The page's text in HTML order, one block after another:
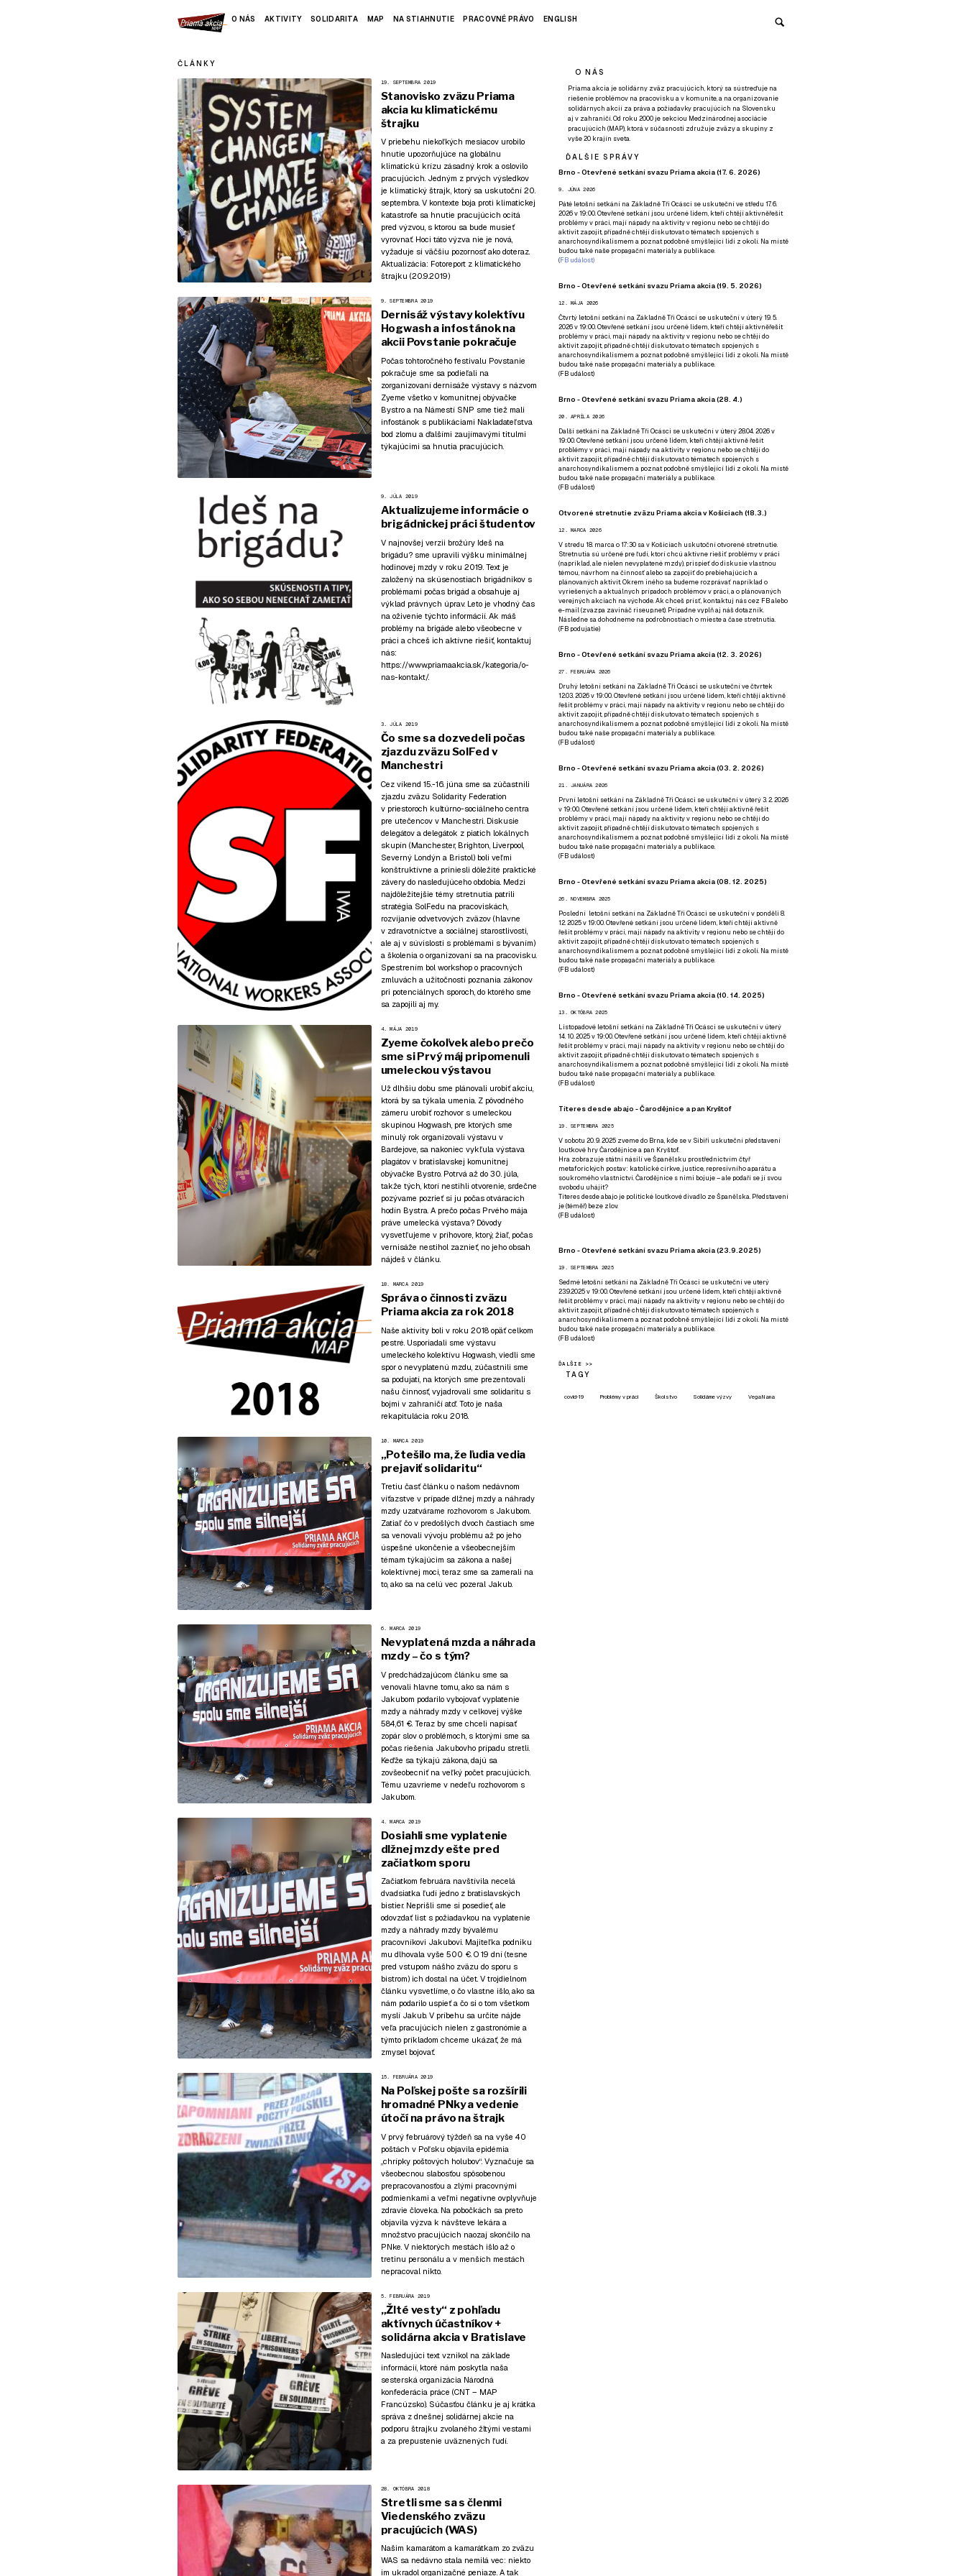
O NÁS AKTIVITY SOLIDARITA MAP NA STIAHNUTIE PRACOVNÉ PRÁVO ENGLISH
ČLÁNKY
19. SEPTEMBRA 2019
Stanovisko zväzu Priama
akcia ku klimatickému
štrajku
V priebehu niekoľkých mesiacov urobilo
hnutie upozorňujúce na globálnu
klimatickú krízu zásadný krok a oslovilo
pracujúcich. Jedným z prvých výsledkov
je klimatický štrajk, ktorý sa uskutoční 20.
septembra. V kontexte boja proti klimatickej
katastrofe sa hnutie pracujúcich ocitá
pred výzvou, s ktorou sa bude musieť
vyrovnať. Hoci táto výzva nie je nová,
vyžaduje si väčšiu pozornosť ako doteraz.
Aktualizácia: Fotoreport z klimatického
štrajku (20.9.2019)
9. SEPTEMBRA 2019
Dernisáž výstavy kolektívu
Hogwash a infostánok na
akcii Povstanie pokračuje
Počas tohtoročného festivalu Povstanie
pokračuje sme sa podieľali na
zorganizovaní dernisáže výstavy s názvom
Zyeme všetko v komunitnej obývačke
Bystro a na Námestí SNP sme tiež mali
infostánok s publikáciami Nakladateľstva
bod zlomu a ďalšími zaujímavými titulmi
týkajúcimi sa hnutia pracujúcich.
9. JÚLA 2019
Aktualizujeme informácie o
brigádnickej práci študentov
V najnovšej verzii brožúry Ideš na
brigádu? sme upravili výšku minimálnej
hodinovej mzdy v roku 2019. Text je
založený na skúsenostiach brigádnikov s
problémami počas brigád a obsahuje aj
výklad právnych úprav. Leto je vhodný čas
na oživenie týchto informácií. Ak máš
problémy na brigáde alebo všeobecne v
práci a chceš ich aktívne riešiť, kontaktuj
nás:
https://www.priamaakcia.sk/kategoria/o-
nas-kontakt/.
3. JÚLA 2019
Čo sme sa dozvedeli počas
zjazdu zväzu SolFed v
Manchestri
Cez víkend 15.-16. júna sme sa zúčastnili
zjazdu zväzu Solidarity Federation
v priestoroch kultúrno-sociálneho centra
pre utečencov v Manchestri. Diskusie
delegátov a delegátok z piatich lokálnych
skupín (Manchester, Brighton, Liverpool,
Severný Londýn a Bristol) boli veľmi
konštruktívne a priniesli dôležité praktické
závery do nasledujúceho obdobia. Medzi
najdôležitejšie témy stretnutia patrili
stratégia SolFedu na pracoviskách,
rozvíjanie odvetvových zväzov (hlavne
v zdravotníctve a sociálnej starostlivosti,
ale aj v súvislosti s problémami s bývaním)
a školenia o organizovaní sa na pracovisku.
Spestrením bol workshop o pracovných
zmluvách a užitočnosti poznania zákonov
pri potenciálnych sporoch, do ktorého sme
sa zapojili aj my.
4. MÁJA 2019
Zyeme čokoľvek alebo prečo
sme si Prvý máj pripomenuli
umeleckou výstavou
Už dlhšiu dobu sme plánovali urobiť akciu,
ktorá by sa týkala umenia. Z pôvodného
zámeru urobiť rozhovor s umeleckou
skupinou Hogwash, pre ktorých sme
minulý rok organizovali výstavu v
Bardejove, sa nakoniec vykľula výstava
plagátov v bratislavskej komunitnej
obývačke Bystro. Potrvá až do 30. júla,
takže tých, ktorí nestihli otvorenie, srdečne
pozývame pozrieť si ju počas otváracích
hodín Bystra. A prečo počas Prvého mája
práve umelecká výstava? Dôvody
vysvetľujeme v príhovore, ktorý, žiaľ, počas
vernisáže nestihol zaznieť, no jeho obsah
nájdeš v článku.
18. MARCA 2019
Správa o činnosti zväzu
Priama akcia za rok 2018
Naše aktivity boli v roku 2018 opäť celkom
pestré. Usporiadali sme výstavu
umeleckého kolektívu Hogwash, viedli sme
spor o nevyplatenú mzdu, zúčastnili sme
sa podujatí, na ktorých sme prezentovali
našu činnosť, vyjadrovali sme solidaritu s
bojmi v zahraničí atď. Toto je naša
rekapitulácia roku 2018.
10. MARCA 2019
„Potešilo ma, že ľudia vedia
prejaviť solidaritu“
Tretiu časť článku o našom nedávnom
víťazstve v prípade dlžnej mzdy a náhrady
mzdy uzatvárame rozhovorom s Jakubom.
Zatiaľ čo v predošlých dvoch častiach sme
sa venovali vývoju problému až po jeho
úspešné ukončenie a všeobecnejším
témam týkajúcim sa zákona a našej
kolektívnej moci, teraz sme sa zamerali na
to, ako sa na celú vec pozeral Jakub.
6. MARCA 2019
Nevyplatená mzda a náhrada
mzdy – čo s tým?
V predchádzajúcom článku sme sa
venovali hlavne tomu, ako sa nám s
Jakubom podarilo vybojovať vyplatenie
mzdy a náhrady mzdy v celkovej výške
584,61 €. Teraz by sme chceli napísať
zopár slov o problémoch, s ktorými sme sa
počas riešenia Jakubovho prípadu stretli.
Keďže sa týkajú zákona, dajú sa
zovšeobecniť na veľký počet pracujúcich.
Tému uzavrieme v nedeľu rozhovorom s
Jakubom.
4. MARCA 2019
Dosiahli sme vyplatenie
dlžnej mzdy ešte pred
začiatkom sporu
Začiatkom februára navštívila necelá
dvadsiatka ľudí jedno z bratislavských
bistier. Neprišli sme si posedieť, ale
odovzdať list s požiadavkou na vyplatenie
mzdy a náhrady mzdy bývalému
pracovníkovi Jakubovi. Majiteľka podniku
mu dlhovala vyše 500 €. O 19 dní (tesne
pred vstupom nášho zväzu do sporu s
bistrom) ich dostal na účet. V trojdielnom
článku vysvetlíme, o čo vlastne išlo, ako sa
nám podarilo uspieť a čo si o tom všetkom
myslí Jakub. V príbehu sa určite nájde
veľa pracujúcich nielen z gastronómie a
týmto príkladom chceme ukázať, že má
zmysel bojovať.
15. FEBRUÁRA 2019
Na Poľskej pošte sa rozšírili
hromadné PNky a vedenie
útočí na právo na štrajk
V prvý februárový týždeň sa na vyše 40
poštách v Poľsku objavila epidémia
„chrípky poštových holubov“. Vyznačuje sa
všeobecnou slabosťou spôsobenou
prepracovanosťou a zlými pracovnými
podmienkami a veľmi negatívne ovplyvňuje
zdravie človeka. Na pobočkách sa preto
objavila výzva k návšteve lekára a
množstvo pracujúcich naozaj skončilo na
PNke. V niektorých mestách išlo až o
tretinu personálu a v menších mestách
nepracoval nikto.
5. FEBRUÁRA 2019
„Žlté vesty“ z pohľadu
aktívnych účastníkov +
solidárna akcia v Bratislave
Nasledujúci text vznikol na základe
informácií, ktoré nám poskytla naša
sesterská organizácia Národná
konfederácia práce (CNT – MAP
Francúzsko). Súčasťou článku je aj krátka
správa z dnešnej solidárnej akcie na
podporu štrajku zvolaného žltými vestami
a za prepustenie uväznených ľudí.
28. OKTÓBRA 2018
Stretli sme sa s členmi
Viedenského zväzu
pracujúcich (WAS)
Našim kamarátom a kamarátkam zo zväzu
WAS sa nedávno stala nemilá vec: niekto
im ukradol organizačné peniaze. A tak
O NÁS
Priama akcia je solidárny zväz pracujúcich, ktorý sa sústreďuje na
riešenie problémov na pracovisku a v komunite, a na organizovanie
solidárnych akcií za práva a požiadavky pracujúcich na Slovensku
aj v zahraničí. Od roku 2000 je sekciou Medzinárodnej asociácie
pracujúcich (MAP), ktorá v súčasnosti združuje zväzy a skupiny z
vyše 20 krajín sveta.
ĎALŠIE SPRÁVY
Brno - Otevřené setkání svazu Priama akcia (17. 6. 2026)
9. JÚNA 2026
Páté letošní setkání na Základně Tři Ocásci se uskuteční ve středu 17. 6.
2026 v 19:00. Otevřené setkání jsou určené lidem, kteří chtějí aktivněřešit
problémy v práci, mají nápady na aktivity v regionu nebo se chtějí do
aktivit zapojit, případně chtějí diskutovat o tématech spojených s
anarchosyndikalismem a poznat podobně smýšlející lidi z okolí. Na místě
budou také naše propagační materiály a publikace.
(FB událost)
Brno - Otevřené setkání svazu Priama akcia (19. 5. 2026)
12. MÁJA 2026
Čtvrtý letošní setkání na Základně Tři Ocásci se uskuteční v úterý 19. 5.
2026 v 19:00. Otevřené setkání jsou určené lidem, kteří chtějí aktivněřešit
problémy v práci, mají nápady na aktivity v regionu nebo se chtějí do
aktivit zapojit, případně chtějí diskutovat o tématech spojených s
anarchosyndikalismem a poznat podobně smýšlející lidi z okolí. Na místě
budou také naše propagační materiály a publikace.
(FB událost)
Brno - Otevřené setkání svazu Priama akcia (28. 4.)
20. APRÍLA 2026
Další setkání na Základně Tři Ocásci se uskuteční v úterý 28.04. 2026 v
19:00. Otevřené setkání jsou určené lidem, kteří chtějí aktivně řešit
problémy v práci, mají nápady na aktivity v regionu nebo se chtějí do
aktivit zapojit, případně chtějí diskutovat o tématech spojených s
anarchosyndikalismem a poznat podobně smýšlející lidi z okolí. Na místě
budou také naše propagační materiály a publikace.
(FB událost)
Otvorené stretnutie zväzu Priama akcia v Košiciach (18.3.)
12. MARCA 2026
V stredu 18. marca o 17:30 sa v Košiciach uskutoční otvorené stretnutie.
Stretnutia sú určené pre ľudí, ktorí chcú aktívne riešiť problémy v práci
(napríklad, ale nielen nevyplatené mzdy), prispieť do diskusie vlastnou
témou, návrhom na činnosť alebo sa zapojiť do prebiehajúcich a
plánovaných aktivít. Okrem iného sa budeme rozprávať napríklad o
vyriešených a aktuálnych prípadoch problémov v práci, a o plánovaných
verejných akciach na východe. Ak chceš prísť, kontaktuj nás cez FBalebo
e-mail (zvazpa zavináč riseup.net). Prípadnevyplň aj náš dotazník.
Následne sa dohodneme na podrobnostiach o mieste a čase stretnutia.
(FB podujatie)
Brno - Otevřené setkání svazu Priama akcia (12. 3. 2026)
27. FEBRUÁRA 2026
Druhý letošní setkání na Základně Tři Ocásci se uskuteční ve čtvrtek
12.03. 2026 v 19:00. Otevřené setkání jsou určené lidem, kteří chtějí aktivně
řešit problémy v práci, mají nápady na aktivity v regionu nebo se chtějí do
aktivit zapojit, případně chtějí diskutovat o tématech spojených s
anarchosyndikalismem a poznat podobně smýšlející lidi z okolí. Na místě
budou také naše propagační materiály a publikace.
(FB událost)
Brno - Otevřené setkání svazu Priama akcia (03. 2. 2026)
21. JANUÁRA 2026
První letošní setkání na Základně Tři Ocásci se uskuteční v úterý 3. 2. 2026
v 19:00. Otevřené setkání jsou určené lidem, kteří chtějí aktivně řešit
problémy v práci, mají nápady na aktivity v regionu nebo se chtějí do
aktivit zapojit, případně chtějí diskutovat o tématech spojených s
anarchosyndikalismem a poznat podobně smýšlející lidi z okolí. Na místě
budou také naše propagační materiály a publikace.
(FB událost)
Brno - Otevřené setkání svazu Priama akcia (08. 12. 2025)
26. NOVEMBRA 2025
Poslední letošní setkání na Základně Tři Ocásci se uskuteční v ponděli 8.
12. 2025 v 19:00. Otevřené setkání jsou určené lidem, kteří chtějí aktivně
řešit problémy v práci, mají nápady na aktivity v regionu nebo se chtějí do
aktivit zapojit, případně chtějí diskutovat o tématech spojených s
anarchosyndikalismem a poznat podobně smýšlející lidi z okolí. Na místě
budou také naše propagační materiály a publikace.
(FB událost)
Brno - Otevřené setkání svazu Priama akcia (10. 14. 2025)
13. OKTÓBRA 2025
Listopadové letošní setkání na Základně Tři Ocásci se uskuteční v úterý
14. 10. 2025 v 19:00. Otevřené setkání jsou určené lidem, kteří chtějí aktivně
řešit problémy v práci, mají nápady na aktivity v regionu nebo se chtějí do
aktivit zapojit, případně chtějí diskutovat o tématech spojených s
anarchosyndikalismem a poznat podobně smýšlející lidi z okolí. Na místě
budou také naše propagační materiály a publikace.
(FB událost)
Títeres desde abajo - Čarodějnice a pan Kryštof
19. SEPTEMBRA 2025
V sobotu 20. 9. 2025 zveme do Brna, kde se v Sibiři uskuteční představení
loutkové hry Čarodějnice a pan Kryštof.
Hra zobrazuje státní násilí ve Španělsku prostřednictvím čtyř
metaforických postav: katolické církve, justice, represivního aparátu a
soukromého vlastnictví. Čarodějnice s nimi bojuje – ale podaří se jí svou
svobodu uhájit?
Títeres desde abajo je politické loutkové divadlo ze Španělska. Představení
je (téměř) beze zlov.
(FB událost)
Brno - Otevřené setkání svazu Priama akcia (23.9.2025)
19. SEPTEMBRA 2025
Sedmé letošní setkání na Základně Tři Ocásci se uskuteční ve uterý
23.9.2025 v 19:00. Otevřené setkání jsou určené lidem, kteří chtějí aktivně
řešit problémy v práci, mají nápady na aktivity v regionu nebo se chtějí do
aktivit zapojit, případně chtějí diskutovat o tématech spojených s
anarchosyndikalismem a poznat podobně smýšlející lidi z okolí. Na místě
budou také naše propagační materiály a publikace.
(FB událost)
ĎALŠIE >>
TAGY
covid-19 Problémy v práci Školstvo Solidárne výzvy VegaNana